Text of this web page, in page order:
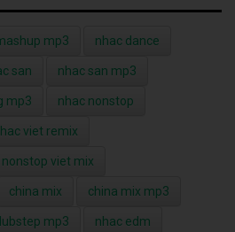
mp3 nhac dance
san nhac san mp3
mp3 nhac nonstop
viet remix
nonstop viet mix
china mix china mix mp3
mp3 nhac edm